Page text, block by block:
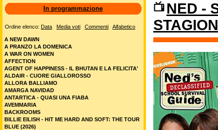
NED -
In programmazione
Ordine elenco: Data Media voti Commenti Alfabetico
A NEW DAWN
A PRANZO LA DOMENICA
A WAR ON WOMEN
AFFECTION
AGENT OF HAPPINESS - IL BHUTAN E LA FELICITA'
ALDAIR - CUORE GIALLOROSSO
ALLORA BALLIAMO
AMARGA NAVIDAD
ANTARTICA - QUASI UNA FIABA
AVEMMARIA
BACKROOMS
BILLIE EILISH - HIT ME HARD AND SOFT: THE TOUR
BLUE (2026)